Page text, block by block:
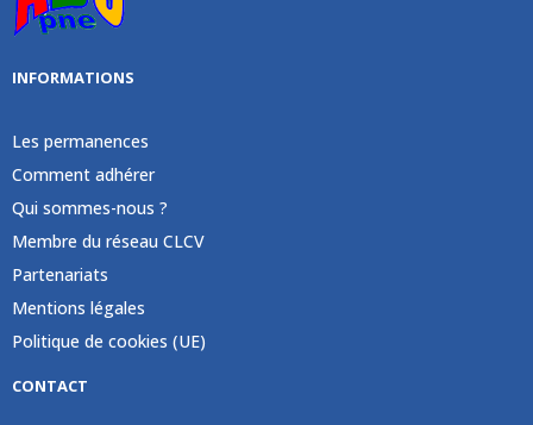
INFORMATIONS
Les permanences
Comment adhérer
Qui sommes-nous ?
Membre du réseau CLCV
Partenariats
Mentions légales
Politique de cookies (UE)
CONTACT